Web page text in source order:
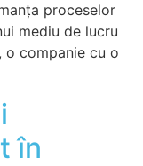
proceselor
mediu de lucru
o companie cu o
în